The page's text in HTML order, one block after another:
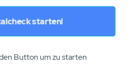
starten!
Button um zu starten